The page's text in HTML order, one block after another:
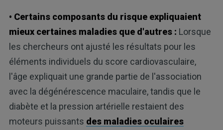
• Certains composants du risque expliquaient
mieux certaines maladies que d'autres : Lorsque
les chercheurs ont ajusté les résultats pour les
éléments individuels du score cardiovasculaire,
l'âge expliquait une grande partie de l'association
avec la dégénérescence maculaire, tandis que le
diabète et la pression artérielle restaient des
moteurs puissants des maladies oculaires